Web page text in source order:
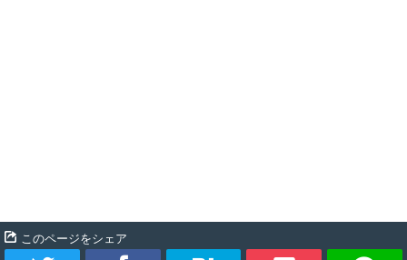
このページをシェア